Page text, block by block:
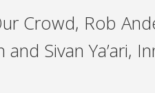
Crowd, Rob
Sivan Ya’ari,